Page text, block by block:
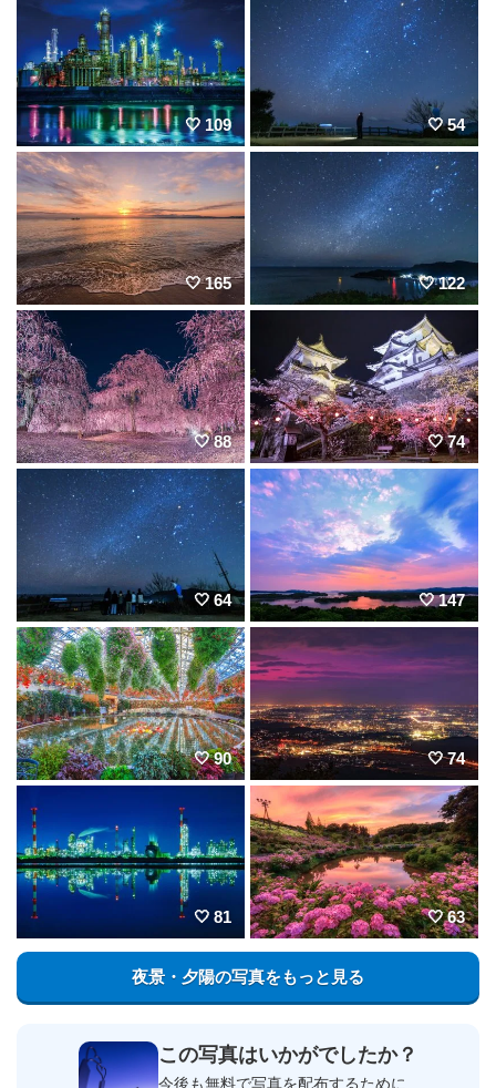
109 54
165 122
88 74
64 147
90 74
81 63
夜景・夕陽の写真をもっと見る
この写真はいかがでしたか？
今後も無料で写真を配布するために